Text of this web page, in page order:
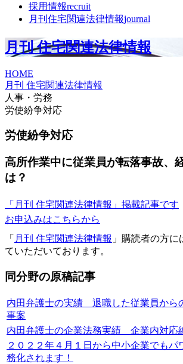
採用情報recruit
月刊住宅関連法律情報journal
月刊 住宅関連法律情報
HOME
月刊 住宅関連法律情報
人事・労務
労使紛争対応
労使紛争対応
高所作業中に従業員が転落事故、
は？
「月刊 住宅関連法律情報」掲載記事です
お申込みはこちらから
「 月刊 住宅関連法律情報 」購読者の方
ていただいております。
同分野の原稿記事
内田弁護士の実績 退職した従業員から
事案
内田弁護士の企業法務実績 企業内対
２０２２年４月１日から中小企業でもパ
務化されます！